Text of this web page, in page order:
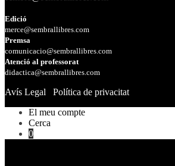
Edició
merce@sembrallibres.com
Premsa
comunicacio@sembrallibres.com
Atenció al professorat
didactica@sembrallibres.com
Avís Legal
Política de privacitat
El meu compte
Cerca
0